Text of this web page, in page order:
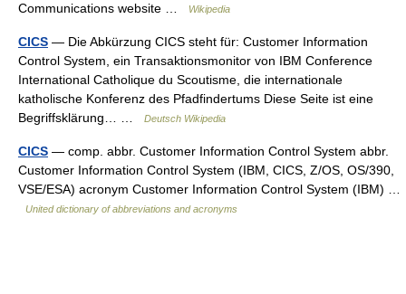
Communications website …
Wikipedia
CICS — Die Abkürzung CICS steht für: Customer Information
Control System, ein Transaktionsmonitor von IBM Conference
International Catholique du Scoutisme, die internationale
katholische Konferenz des Pfadfindertums Diese Seite ist eine
Begriffsklärung… …
Deutsch Wikipedia
CICS — comp. abbr. Customer Information Control System abbr.
Customer Information Control System (IBM, CICS, Z/OS, OS/390,
VSE/ESA) acronym Customer Information Control System (IBM) …
United dictionary of abbreviations and acronyms